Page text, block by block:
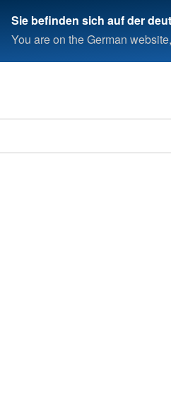
Sie befinden sich auf der
You are on the German